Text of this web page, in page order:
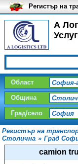
А
Регистър на
България
Област
Община
Град/село
Регистър на
Столична » Град
camion